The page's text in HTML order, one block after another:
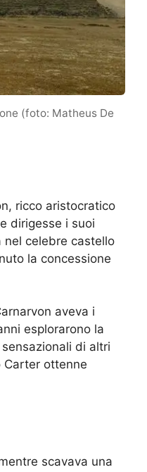
(foto: Matheus De
ricco aristocratico
dirigesse i suoi
nel celebre castello
la concessione
aveva i
esplorarono la
di altri
Carter ottenne
scavava una